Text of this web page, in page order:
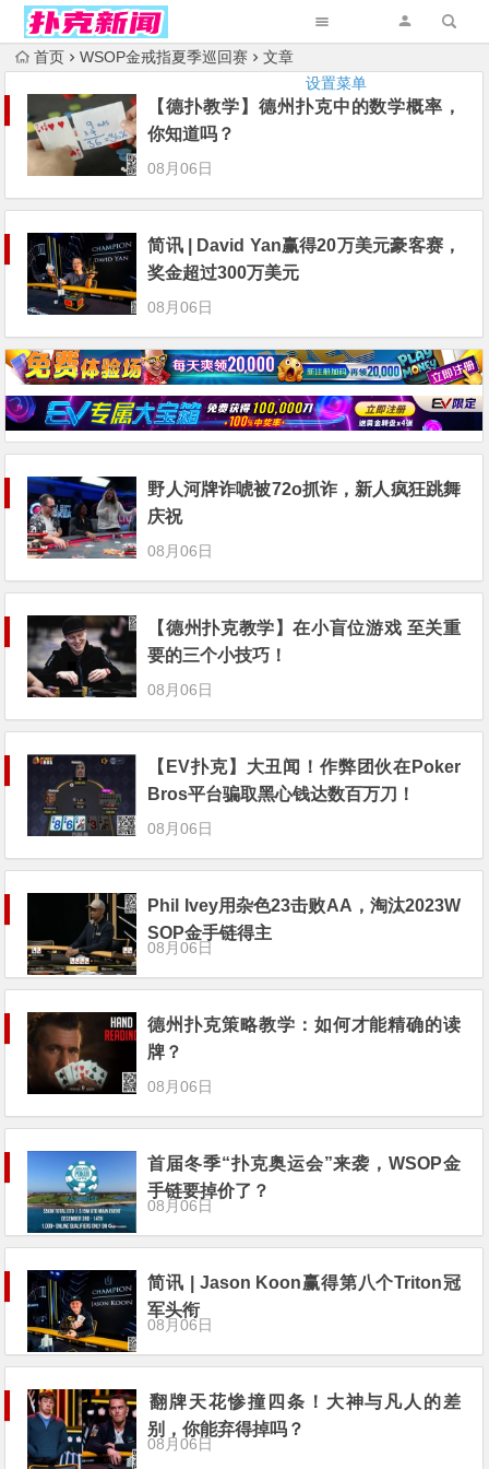
设置菜单
首页 WSOP金戒指夏季巡回赛 文章
【德扑教学】德州扑克中的数学概率，
你知道吗？
08月06日
简讯 | David Yan赢得20万美元豪客赛，
奖金超过300万美元
08月06日
野人河牌诈唬被72o抓诈，新人疯狂跳舞
庆祝
08月06日
【德州扑克教学】在小盲位游戏 至关重
要的三个小技巧！
08月06日
【EV扑克】大丑闻！作弊团伙在Poker
Bros平台骗取黑心钱达数百万刀！
08月06日
Phil Ivey用杂色23击败AA，淘汰2023W
SOP金手链得主
08月06日
德州扑克策略教学：如何才能精确的读
牌？
08月06日
首届冬季“扑克奥运会”来袭，WSOP金
手链要掉价了？
08月06日
简讯 | Jason Koon赢得第八个Triton冠
军头衔
08月06日
​翻牌天花惨撞四条！大神与凡人的差
别，你能弃得掉吗？
08月06日